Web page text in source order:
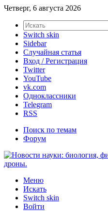
Четверг, 6 августа 2026
Switch skin
Sidebar
Случайная статья
Вход / Регистрация
Twitter
YouTube
vk.com
Одноклассники
Telegram
RSS
Поиск по темам
Форум
Меню
Искать
Switch skin
Войти